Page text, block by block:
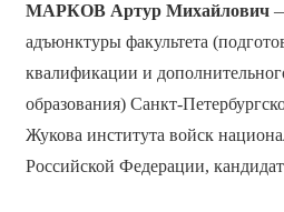
МАРКОВ Артур Михайлович—
адъюнктуры факультета
квалификации и
образования) Санкт-
Жукова института войск
Российской Федерации,